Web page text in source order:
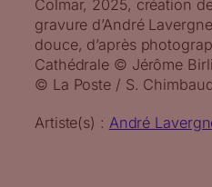
Colmar, 2025, création
gravure d’André
douce, d’après
Cathédrale © Jérôme
© La Poste / S.
Artiste(s) : André